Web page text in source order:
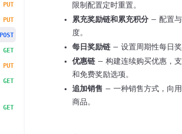
PUT
PUT
POST
GET
PUT
GET
GET
限制配置定时重置。
累充奖励链和累充积分 — 配置
度。
每日奖励链 — 设置周期性每日
优惠链 — 构建连续购买优惠，
和免费奖励选项。
追加销售 — 一种销售方式，向
商品。